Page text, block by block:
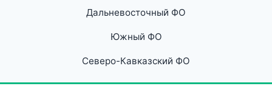
Дальневосточный ФО
Южный ФО
Северо-Кавказский ФО